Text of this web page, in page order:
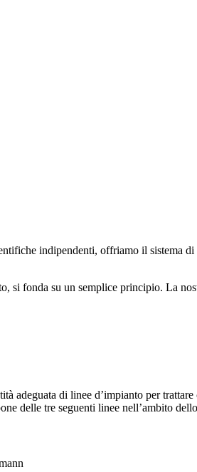
indipendenti, offriamo il sistema
si fonda su un semplice principio. La
adeguata di linee d’impianto per
delle tre seguenti linee nell’ambito